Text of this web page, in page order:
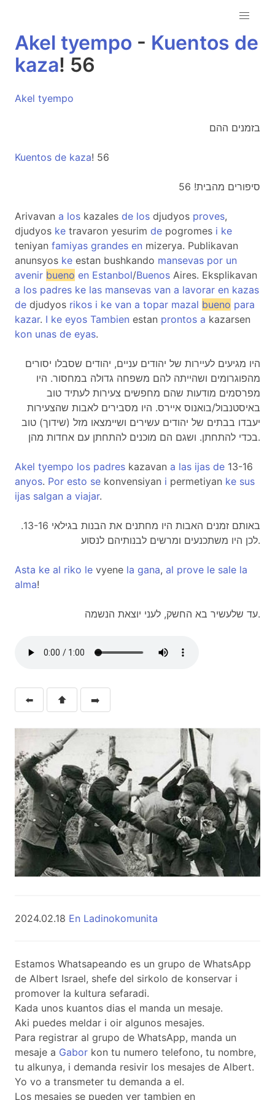
Akel tyempo - Kuentos de
kaza! 56
Akel tyempo
בזמנים ההם
Kuentos de kaza! 56
סיפורים מהבית! 56
Arivavan a los kazales de los djudyos proves,
djudyos ke travaron yesurim de pogromes i ke
teniyan famiyas grandes en mizerya. Publikavan
anunsyos ke estan bushkando mansevas por un
avenir bueno en Estanbol/Buenos Aires. Eksplikavan
a los padres ke las mansevas van a lavorar en kazas
de djudyos rikos i ke van a topar mazal bueno para
kazar. I ke eyos Tambien estan prontos a kazarsen
kon unas de eyas.
היו מגיעים לעיירות של יהודים עניים, יהודים שסבלו יסורים
מהפוגרומים ושהייתה להם משפחה גדולה במחסור. היו
מפרסמים מודעות שהם מחפשים צעירות לעתיד טוב
באיסטנבול/בואנוס איירס. היו מסבירים לאבות שהצעירות
יעבדו בבתים של יהודים עשירים ושיימצאו מזל (שידוך) טוב
בכדי להתחתן. ושגם הם מוכנים להתחתן עם אחדות מהן.
Akel tyempo los padres kazavan a las ijas de 13-16
anyos. Por esto se konvensiyan i permetiyan ke sus
ijas salgan a viajar.
באותם זמנים האבות היו מחתנים את הבנות בגילאי 13-16.
לכן היו משתכנעים ומרשים לבנותיהם לנסוע.
Asta ke al riko le vyene la gana, al prove le sale la
alma!
עד שלעשיר בא החשק, לעני יוצאת הנשמה.
⬅️ ⬆️ ➡️
2024.02.18 En Ladinokomunita
Estamos Whatsapeando es un grupo de WhatsApp
de Albert Israel, shefe del sirkolo de konservar i
promover la kultura sefaradi.
Kada unos kuantos dias el manda un mesaje.
Aki puedes meldar i oir algunos mesajes.
Para registrar al grupo de WhatsApp, manda un
mesaje a Gabor kon tu numero telefono, tu nombre,
tu alkunya, i demanda resivir los mesajes de Albert.
Yo vo a transmeter tu demanda a el.
Los mesajes se pueden ver tambien en